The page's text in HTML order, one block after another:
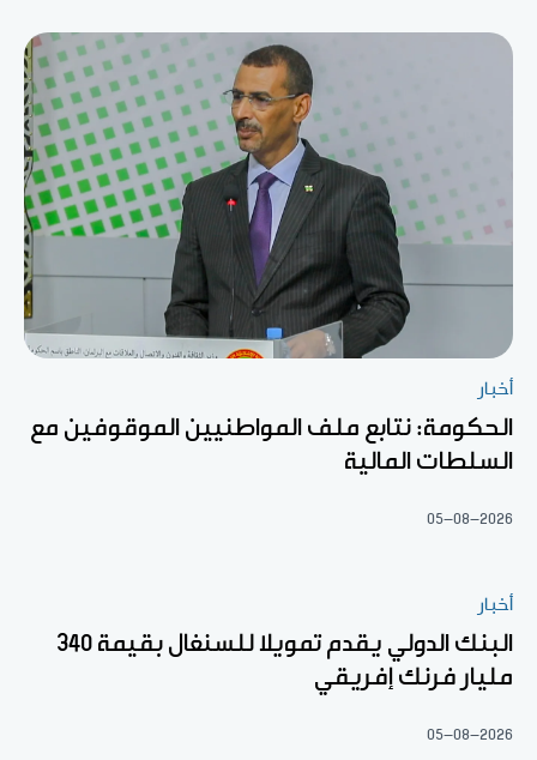
أخبار
الحكومة: نتابع ملف المواطنيين الموقوفين مع
السلطات المالية
05-08-2026
أخبار
البنك الدولي يقدم تمويلا للسنغال بقيمة 340
مليار فرنك إفريقي
05-08-2026